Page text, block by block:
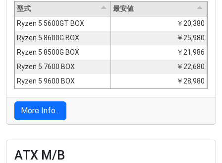
型式
最安値
Ryzen 5 5600GT BOX
￥20,380
Ryzen 5 8600G BOX
￥25,980
Ryzen 5 8500G BOX
￥21,986
Ryzen 5 7600 BOX
￥22,680
Ryzen 5 9600 BOX
￥28,980
More Info...
ATX M/B